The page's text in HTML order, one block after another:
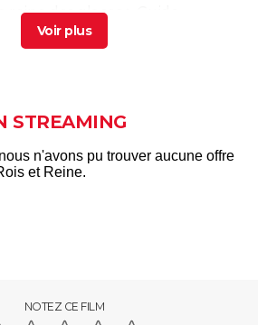
reine des glaces
> Accueil - Biopic
?
séances, streaming, bande-
avis...
STREAMING
NOTEZ CE FILM